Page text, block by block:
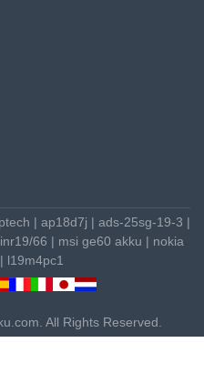
| ap18d7j | ads-25sg-19-3 |
66 | msi ge60 akku | nokia
| l19m4pc1
All Rights Reserved.